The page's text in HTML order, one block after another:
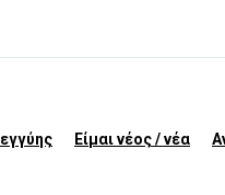
Είμαι νέος / νέα